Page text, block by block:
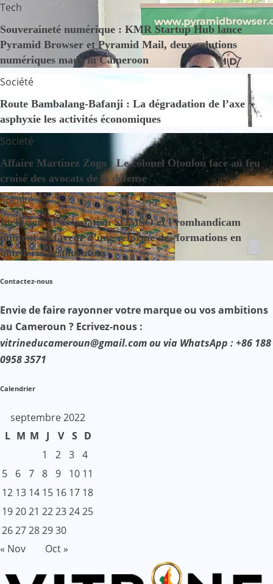
Tech
Souveraineté numérique : KMR Startup Hub lance
Pyramid Browser et Pyramid Mail, deux solutions
numériques made in Cameroon
Société
Route Bambalang-Bafanji : La dégradation de l’axe
asphyxie les activités économiques
Société
Affaire Martinez Zogo : Le colonel Otoulou face au feu
croisé des avocats de la défense
Société
Inclusion : l’association SOMSO et Promhandicam
militent en faveur d’une réforme des formations en
hôtellerie-restauration
Contactez-nous
Envie de faire rayonner votre marque ou vos ambitions
au Cameroun ? Ecrivez-nous :
vitrineducameroun@gmail.com ou via WhatsApp : +86 188
0958 3571
Calendrier
septembre 2022
L M M J V S D
1
2 3 4
5
6 7 8 9 10 11
12 13 14 15 16 17 18
192021 22232425
2627282930
« Nov
Oct »